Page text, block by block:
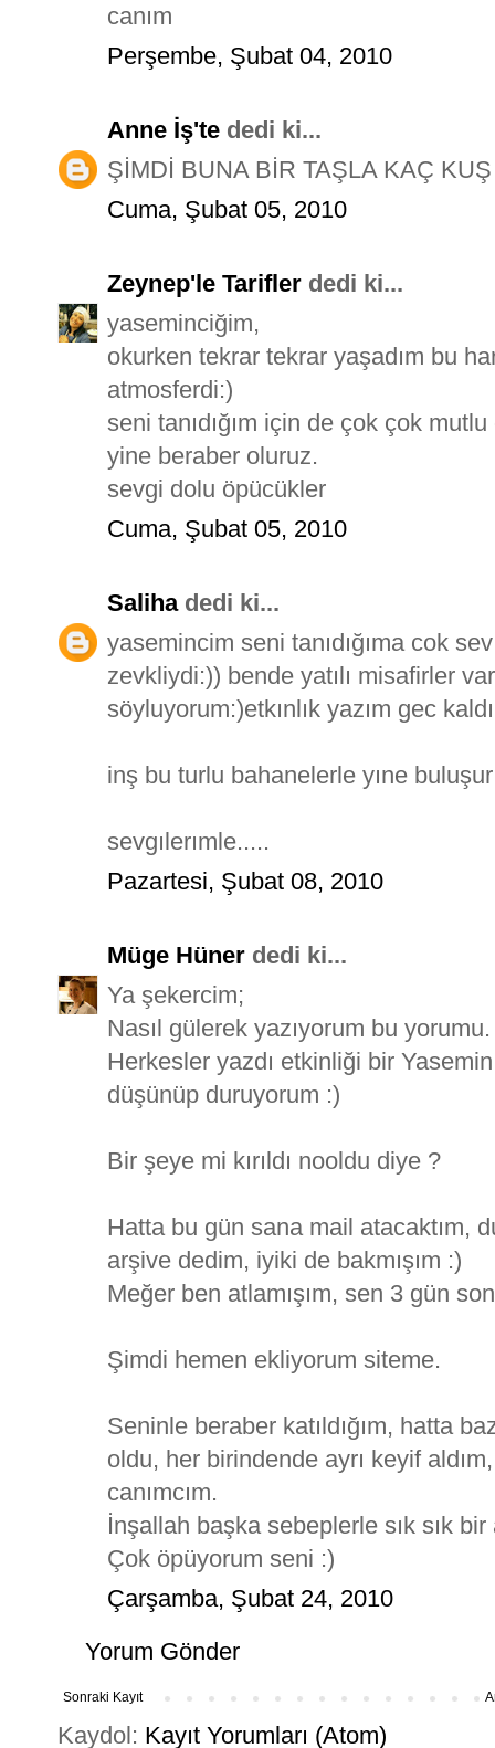
canım
Perşembe, Şubat 04, 2010
Anne İş'te dedi ki...
ŞİMDİ BUNA BİR TAŞLA KAÇ
Cuma, Şubat 05, 2010
Zeynep'le Tarifler dedi ki...
yaseminciğim,
okurken tekrar tekrar yaşadım bu
atmosferdi:)
seni tanıdığım için de çok çok
yine beraber oluruz.
sevgi dolu öpücükler
Cuma, Şubat 05, 2010
Salihadedi ki...
yasemincim seni tanıdığıma cok
zevkliydi:)) bende yatılı misafirler var
söyluyorum:)etkınlık yazım gec
inş bu turlu bahanelerle yıne buluşur
sevgılerımle.....
Pazartesi, Şubat 08, 2010
Müge Hüner dedi ki...
Ya şekercim;
Nasıl gülerek yazıyorum bu yorumu.
Herkesler yazdı etkinliği bir
düşünüp duruyorum :)
Bir şeye mi kırıldı nooldu diye ?
Hatta bu gün sana mail atacaktım,
arşive dedim, iyiki de bakmışım :)
Meğer ben atlamışım, sen 3 gün
Şimdi hemen ekliyorum siteme.
Seninle beraber katıldığım, hatta
oldu, her birindende ayrı keyif
canımcım.
İnşallah başka sebeplerle sık sık
Çok öpüyorum seni :)
Çarşamba, Şubat 24, 2010
Yorum Gönder
Sonraki Kayıt
Kaydol: Kayıt Yorumları (Atom)